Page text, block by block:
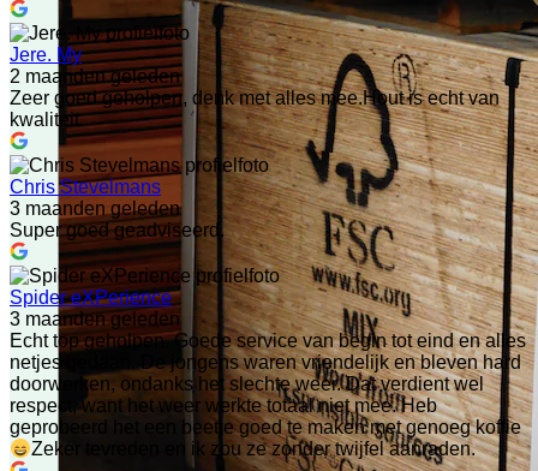
Jere. My
2 maanden geleden
Zeer goed geholpen, denk met alles mee.Hout is echt van
kwaliteit.
Chris Stevelmans
3 maanden geleden
Super goed geadviseerd.
Spider eXPerience
3 maanden geleden
Echt top geholpen. Goede service van begin tot eind en alles
netjes gedaan. De jongens waren vriendelijk en bleven hard
doorwerken, ondanks het slechte weer. Dat verdient wel
respect, want het weer werkte totaal niet mee. Heb
geprobeerd het een beetje goed te maken met genoeg koffie
Zeker tevreden en ik zou ze zonder twijfel aanraden.